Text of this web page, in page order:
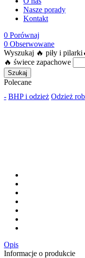
Nasze porady
Kontakt
0 Porównaj
0 Obserwowane
Wyszukaj 🔥 piły i pilarki
🔥 świece zapachowe
Szukaj
Polecane
- BHP i odzież Odzież
Opis
Informacje o produkcie